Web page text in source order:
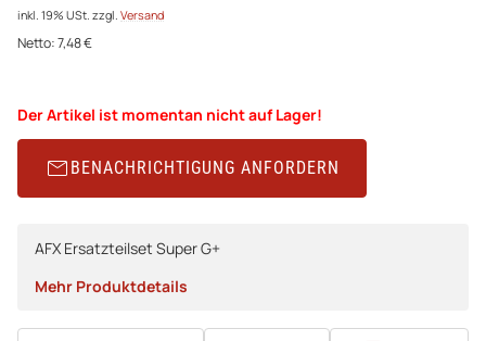
inkl. 19% USt. zzgl. Versand
Netto:7,48 €
Der Artikel ist momentan nicht auf Lager!
BENACHRICHTIGUNG ANFORDERN
AFX Ersatzteilset Super G+
Mehr Produktdetails